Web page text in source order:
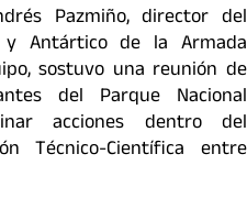
Pazmiño, director del
y Antártico de la Armada
sostuvo una reunión de
del Parque Nacional
acciones dentro del
Técnico-Científica entre